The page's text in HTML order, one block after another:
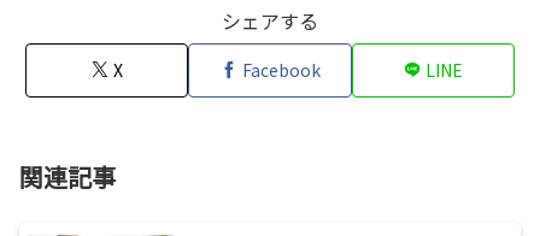
シェアする
X Facebook LINE
関連記事